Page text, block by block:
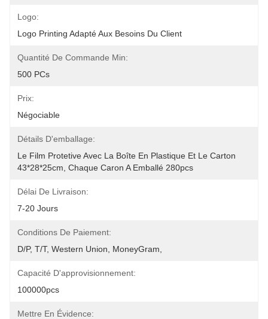
Logo:
Logo Printing Adapté Aux Besoins Du Client
Quantité De Commande Min:
500 PCs
Prix:
Négociable
Détails D'emballage:
Le Film Protetive Avec La Boîte En Plastique Et Le Carton
43*28*25cm, Chaque Caron A Emballé 280pcs
Délai De Livraison:
7-20 Jours
Conditions De Paiement:
D/P, T/T, Western Union, MoneyGram,
Capacité D'approvisionnement:
100000pcs
Mettre En Évidence: